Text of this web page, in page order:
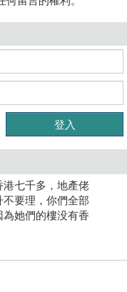
七千多，地產佬
要理，你們全部
她們的樓没有香